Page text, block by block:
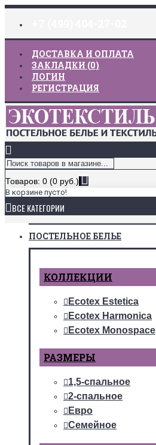
ДОСТАВКА И ОПЛАТА
ЗАКЛАДКИ (0)
ЛОГИН
РЕГИСТРАЦИЯ
Товаров: 0 (0 руб.)
В корзине пусто!
ВСЕ КАТЕГОРИИ
ПОСТЕЛЬНОЕ БЕЛЬЕ
КОЛЛЕКЦИИ
Ecotex Estetica
Ecotex Harmonica
Ecotex Monospace
РАЗМЕРЫ
1,5-спальное
2-спальное
Евро
Семейное